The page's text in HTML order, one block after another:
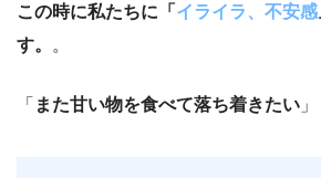
この時に私たちに「 イライラ、不安感
す。
。
「 また甘い物を食べて落ち着きたい 」